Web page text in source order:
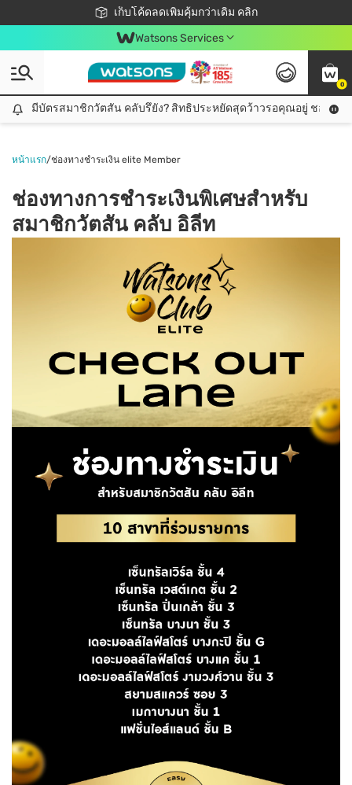
เก็บโค้ดลดเพิ่มคุ้มกว่าเดิม คลิก
ชอปออนไลน์ครั้งแรก ลดเพิ่มจุก ๆ 10%! 🎉
📦ส่งฟรี! เมื่อชอป 499฿
สมาชิกวัตสัน คลับดียังไง?
Watsons Services
0
มีบัตรสมาชิกวัตสัน คลับรึยัง? สิทธิประหยัดสุดว้าวรอคุณอยู่ ชอปคุ้มกว่าเดิม คลิก!
มีบัตรสมาชิกวัตสัน คลับรึยัง? สิทธิประหยัดสุดว้าวรอคุณอยู่ ชอปคุ้มก
หน้าแรก/ช่องทางชำระเงิน elite Member
ช่องทางการชำระเงินพิเศษสำหรับ
สมาชิกวัตสัน คลับ อิลีท